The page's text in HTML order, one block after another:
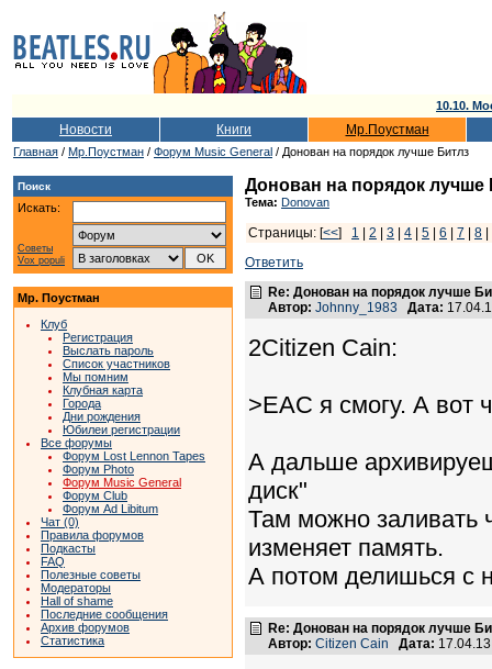
10.10.
Новости Книги Мр.Поустман
Главная / Мр.Поустман / Форум Music General / Донован на порядок лучше Битлз
Поиск
Искать:
Советы
Vox populi
Мр. Поустман
Клуб
Регистрация
Выслать пароль
Список участников
Мы помним
Клубная карта
Города
Дни рождения
Юбилеи регистрации
Все форумы
Форум Lost Lennon Tapes
Форум Photo
Форум Music General
Форум Club
Форум Ad Libitum
Чат (0)
Правила форумов
Подкасты
FAQ
Полезные советы
Модераторы
Hall of shame
Последние сообщения
Архив форумов
Статистика
Донован на порядок лучше
Тема: Donovan
Страницы: [<<] 1 2 3 4 5 6 7 8
Ответить
Re: Донован на порядок лучше
Автор: Johnny_1983 Дата:
2Citizen Cain:
>EAC я смогу. А вот
А дальше
диск"
Там можно заливать
изменяет память.
А потом делишься с
Re: Донован на порядок лучше
Автор: Citizen Cain Дата: